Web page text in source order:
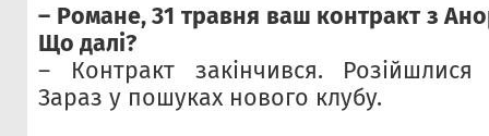
– Романе, 31 травня ваш контракт з
Що далі?
– Контракт закінчився.
Зараз у пошуках нового клубу.